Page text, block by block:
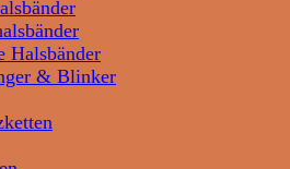
Halsbänder
& Blinker